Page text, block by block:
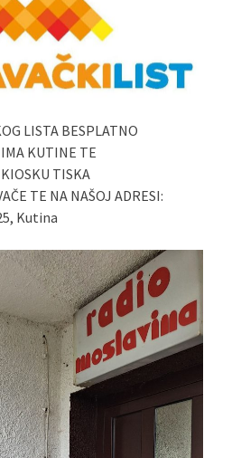
LISTA BESPLATNO
KUTINE TE
TISKA
TE NA NAŠOJ ADRESI:
Kutina